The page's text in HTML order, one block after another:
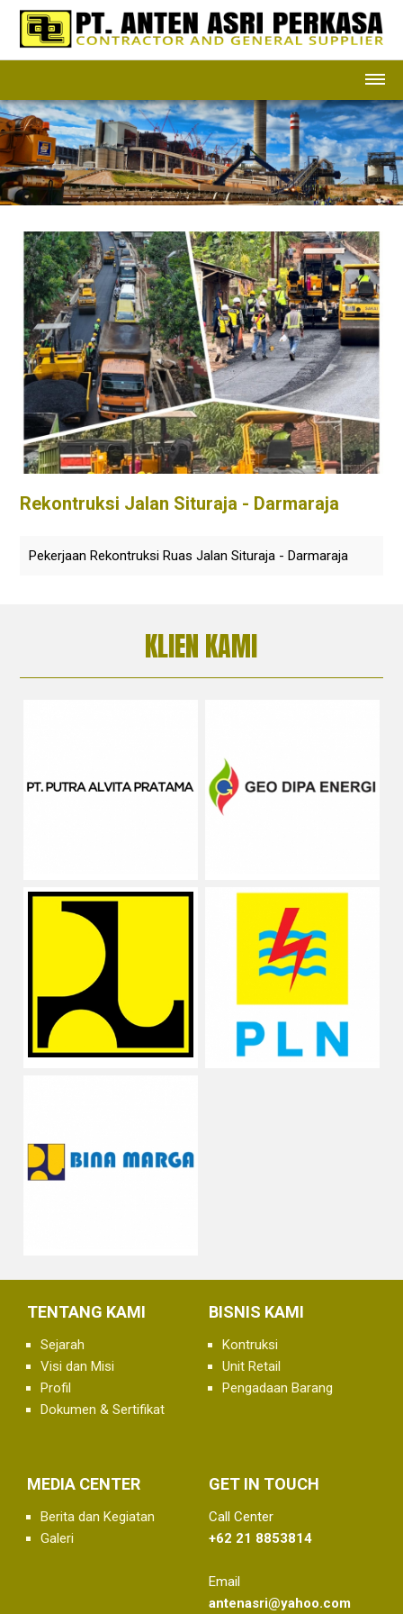
Rekontruksi Jalan Situraja - Darmaraja
Pekerjaan Rekontruksi Ruas Jalan Situraja - Darmaraja
KLIEN KAMI
TENTANG KAMI
Sejarah
Visi dan Misi
Profil
Dokumen & Sertifikat
BISNIS KAMI
Kontruksi
Unit Retail
Pengadaan Barang
MEDIA CENTER
Berita dan Kegiatan
Galeri
GET IN TOUCH
Call Center
+62 21 8853814
Email
antenasri@yahoo.com